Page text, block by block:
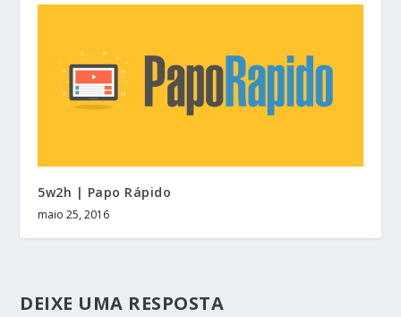
5w2h | Papo Rápido
maio 25, 2016
DEIXE UMA RESPOSTA